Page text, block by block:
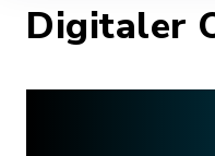
Digitaler